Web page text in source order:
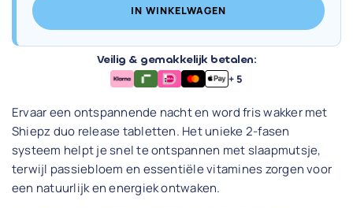
IN WINKELWAGEN
Veilig & gemakkelijk betalen:
+ 5
Ervaar een ontspannende nacht en word fris wakker met
Shiepz duo release tabletten. Het unieke 2-fasen
systeem helpt je snel te ontspannen met slaapmutsje,
terwijl passiebloem en essentiële vitamines zorgen voor
een natuurlijk en energiek ontwaken.